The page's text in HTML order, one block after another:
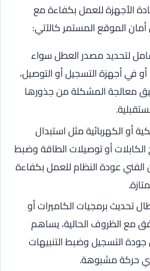
الأجهزة للعمل بكفاءة مع
الموقع المستمر كالآتي:
لتحديد مصدر العطل سواء
في أجهزة التسجيل أو التوصيل،
معالجة المشكلة من جذورها
أو الكهربائية مثل استبدال
الكابلات أو توصيلات الطاقة وضبط
الفني عودة النظام للعمل بكفاءة
تحديث برمجيات الكاميرات أو
مع الظروف الحالية، يساهم
التسجيل وضبط التنبيهات
حركة مشبوهة.